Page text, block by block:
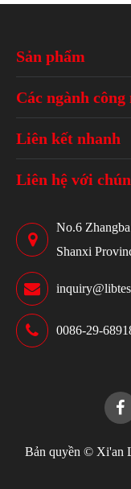
Sản phẩm
Các ngành công
Liên kết nhanh
Liên hệ với
No.6
Shanxi
0086-29-
Bản quyền © Xi'an